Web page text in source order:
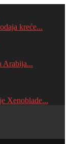
kreće...
Arabija...
Xenoblade...